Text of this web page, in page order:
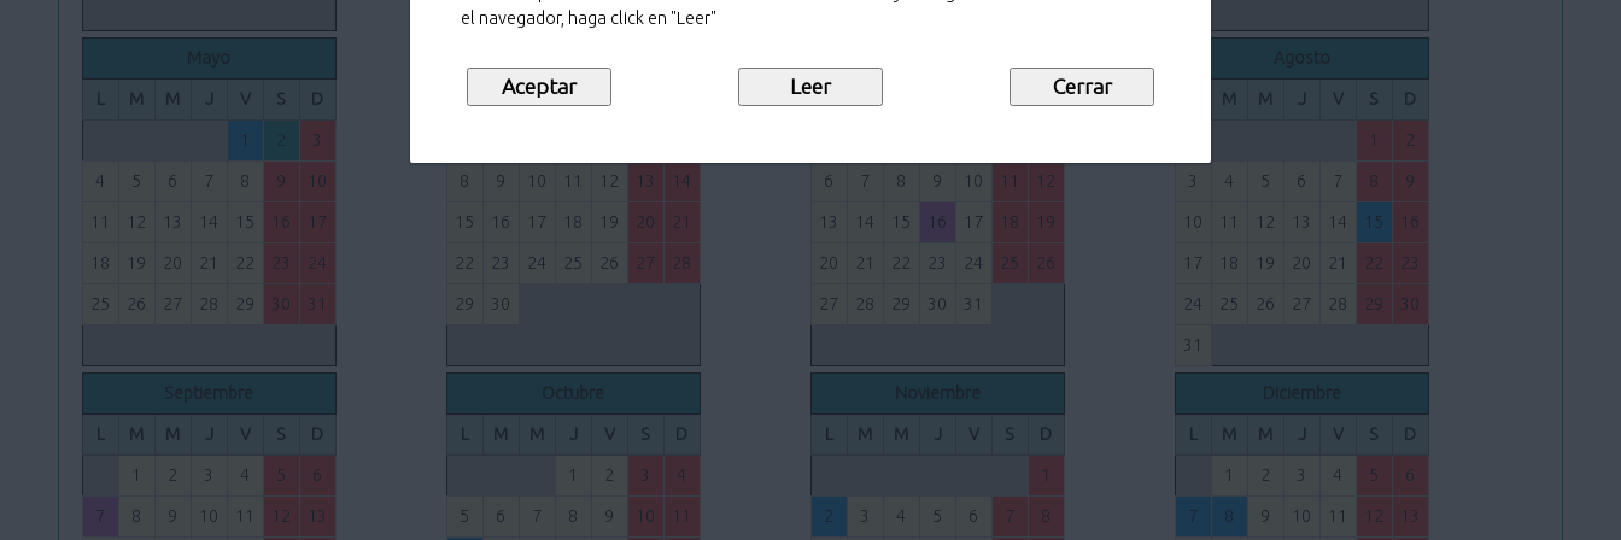
el navegador, haga click en "Leer"
L M M J V S D
1 3
4 5 6 7 8 9 10
11 12 13 14 15 16 17
18 19 20 21 22 23 24
25 26 27 28 29 30 31
L M M J V
8 9 10 11 12 13 14
15 16 17 18 19 20 21
22 23 24 25 26 27 28
29 30
L S
6 7 8 9 10 11 12
13 14 15 16 17 18 19
20 21 22 23 24 25 26
27 28 29 30 31
M M J V S D
1 2
3 4 5 6 7 8 9
10 11 12 13 14 15 16
17 18 19 20 21 22 23
24 25 26 27 28 29 30
31
L M M J V S D
1 2 3 4 5 6
7 8 9 10 11 12 13
L M M J V S D
1 2 3 4
5 6 7 8 9 10 11
L M M J V S D
1
2 3 4 5 6 7 8
L M M J V S D
1 2 3 4 5 6
7 8 9 10 11 12 13